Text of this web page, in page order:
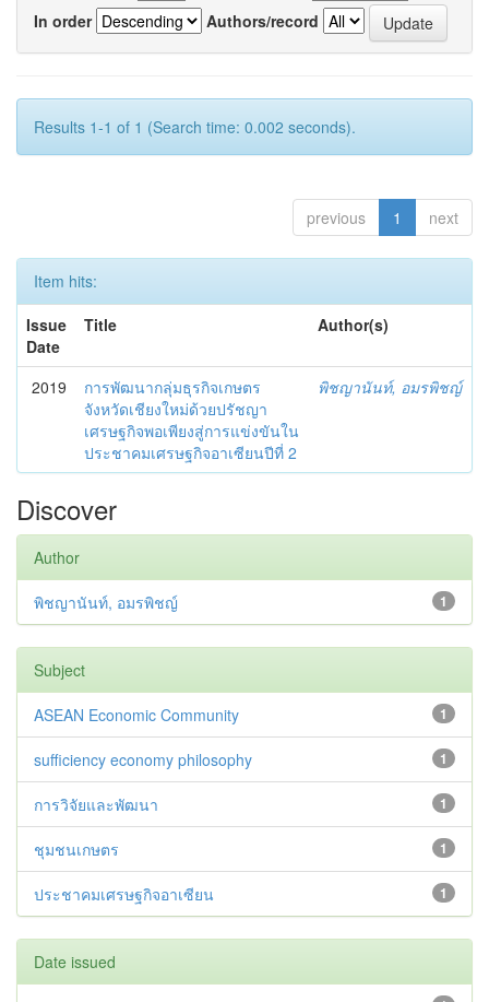
In order
Authors/record
Results 1-1 of 1 (Search time: 0.002 seconds).
previous 1 next
Item hits:
Issue
Date
Title Author(s)
2019
การพัฒนากลุ่มธุรกิจเกษตร
จังหวัดเชียงใหม่ด้วยปรัชญา
เศรษฐกิจพอเพียงสู่การแข่งขันใน
ประชาคมเศรษฐกิจอาเซียนปีที่ 2
พิชญานันท์, อมรพิชญ์
Discover
Author
1
พิชญานันท์, อมรพิชญ์
Subject
1
ASEAN Economic Community
1
sufficiency economy philosophy
1
การวิจัยและพัฒนา
1
ชุมชนเกษตร
1
ประชาคมเศรษฐกิจอาเซียน
Date issued